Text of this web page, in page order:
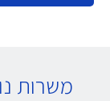
משרות